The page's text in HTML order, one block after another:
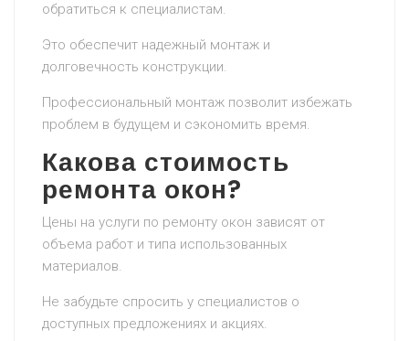
обратиться к специалистам.
Это обеспечит надежный монтаж и
долговечность конструкции.
Профессиональный монтаж позволит избежать
проблем в будущем и сэкономить время.
Какова стоимость
ремонта окон?
Цены на услуги по ремонту окон зависят от
объема работ и типа использованных
материалов.
Не забудьте спросить у специалистов о
доступных предложениях и акциях.